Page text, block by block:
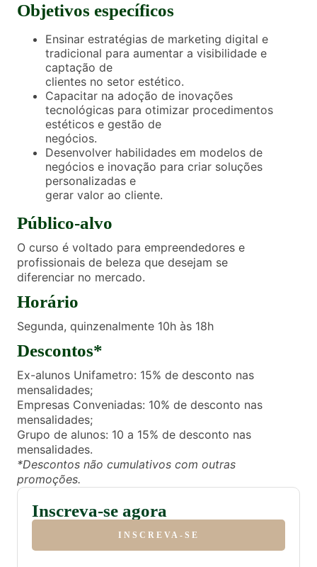
Objetivos específicos
Ensinar estratégias de marketing digital e
tradicional para aumentar a visibilidade e
captação de
clientes no setor estético.
Capacitar na adoção de inovações
tecnológicas para otimizar procedimentos
estéticos e gestão de
negócios.
Desenvolver habilidades em modelos de
negócios e inovação para criar soluções
personalizadas e
gerar valor ao cliente.
Público-alvo
O curso é voltado para empreendedores e
profissionais de beleza que desejam se
diferenciar no mercado.
Horário
Segunda, quinzenalmente 10h às 18h
Descontos*
Ex-alunos Unifametro: 15% de desconto nas
mensalidades;
Empresas Conveniadas: 10% de desconto nas
mensalidades;
Grupo de alunos: 10 a 15% de desconto nas
mensalidades.
*Descontos não cumulativos com outras
promoções.
Inscreva-se agora
INSCREVA-SE